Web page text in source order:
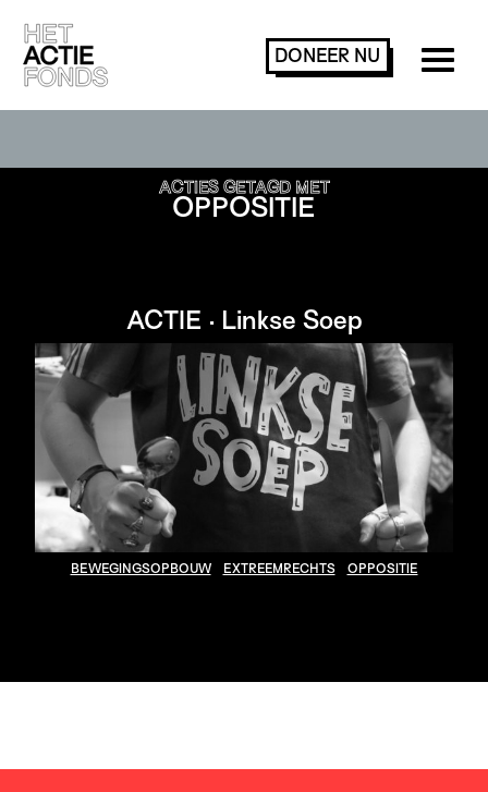
DONEER NU
ACTIES GETAGD MET
OPPOSITIE
ACTIE · Linkse Soep
BEWEGINGSOPBOUW EXTREEMRECHTS OPPOSITIE